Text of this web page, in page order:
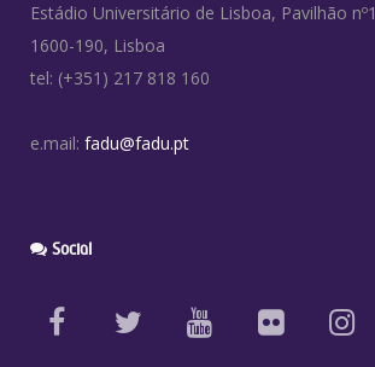
Estádio Universitário de Lisboa, Pavilhão nº1
1600-190, Lisboa
tel: (+351) 217 818 160
e.mail: fadu@fadu.pt
Social